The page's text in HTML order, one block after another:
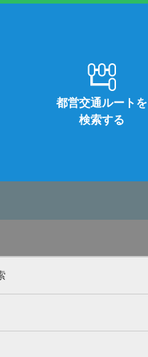
都営交通ルートを
検索する